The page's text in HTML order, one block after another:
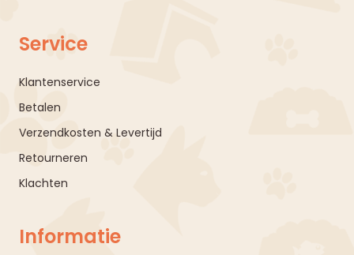
Service
Klantenservice
Betalen
Verzendkosten & Levertijd
Retourneren
Klachten
Informatie